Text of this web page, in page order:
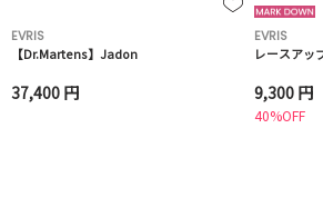
EVRIS
【Dr.Martens】Jadon
37,400 円
EVRIS
レースアッ
9,300 円
40%OFF